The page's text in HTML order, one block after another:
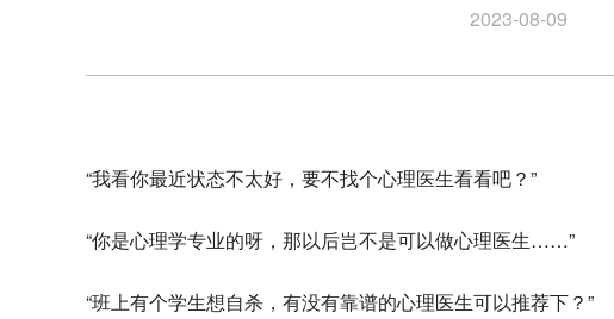
2023-08-09
“我看你最近状态不太好，要不找个心理医生看看吧？”
“你是心理学专业的呀，那以后岂不是可以做心理医生……”
“班上有个学生想自杀，有没有靠谱的心理医生可以推荐下？”